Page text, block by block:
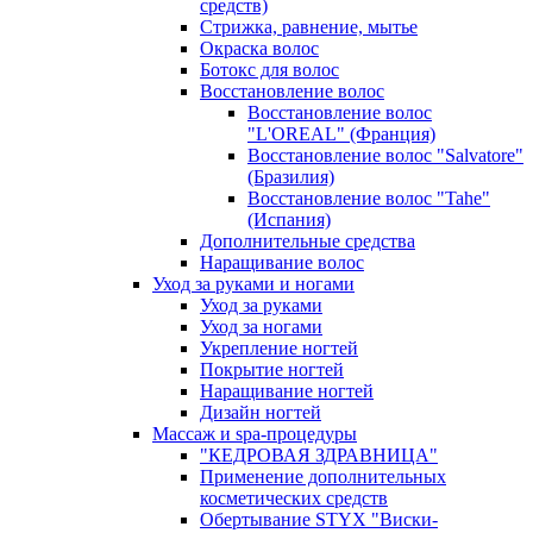
средств)
Стрижка, равнение, мытье
Окраска волос
Ботокс для волос
Восстановление волос
Восстановление волос
"L'OREAL" (Франция)
Восстановление волос "Salvatore"
(Бразилия)
Восстановление волос "Tahe"
(Испания)
Дополнительные средства
Наращивание волос
Уход за руками и ногами
Уход за руками
Уход за ногами
Укрепление ногтей
Покрытие ногтей
Наращивание ногтей
Дизайн ногтей
Массаж и spa-процедуры
"КЕДРОВАЯ ЗДРАВНИЦА"
Применение дополнительных
косметических средств
Обертывание STYX "Виски-